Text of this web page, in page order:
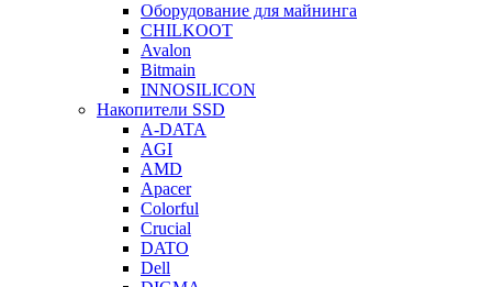
Оборудование для майнинга
CHILKOOT
Avalon
Bitmain
INNOSILICON
Накопители SSD
A-DATA
AGI
AMD
Apacer
Colorful
Crucial
DATO
Dell